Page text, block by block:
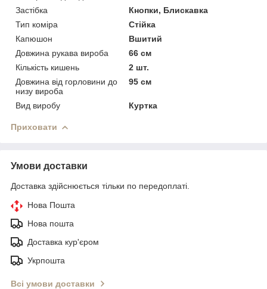
Застібка
Кнопки, Блискавка
Тип коміра
Стійка
Капюшон
Вшитий
Довжина рукава вироба
66 см
Кількість кишень
2 шт.
Довжина від горловини до
низу вироба
95 см
Вид виробу Куртка
Приховати
Умови доставки
Доставка здійснюється тільки по передоплаті.
Нова Пошта
Нова пошта
Доставка кур'єром
Укрпошта
Всі умови доставки